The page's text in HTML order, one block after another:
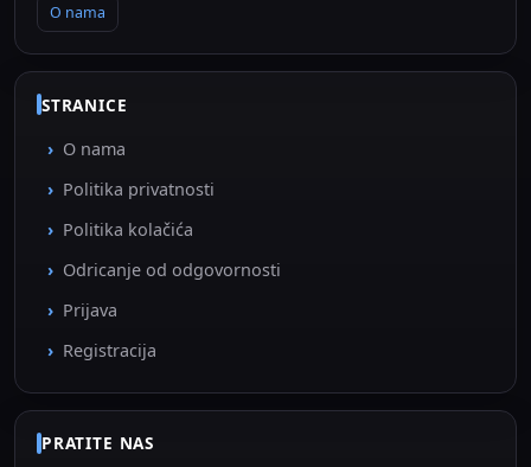
O nama
STRANICE
O nama
Politika privatnosti
Politika kolačića
Odricanje od odgovornosti
Prijava
Registracija
PRATITE NAS